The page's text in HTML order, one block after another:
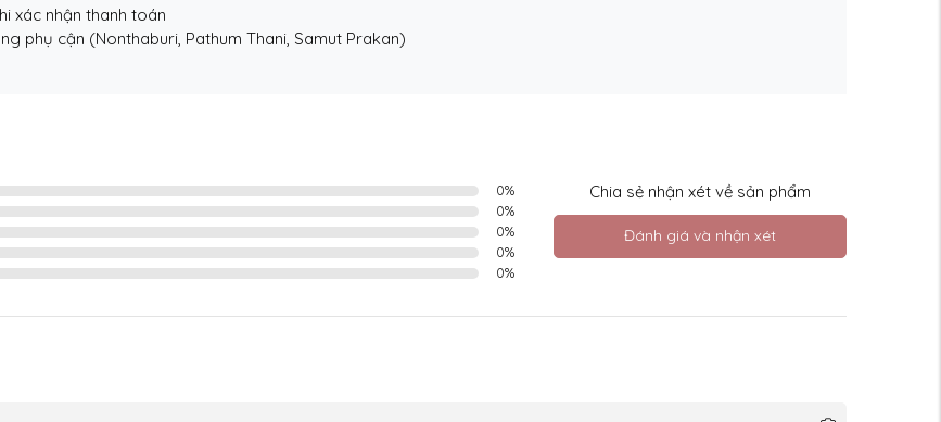
xác nhận thanh toán
phụ cận (Nonthaburi, Pathum Thani, Samut Prakan)
0%
0%
0%
0%
0%
Chia sẻ nhận xét về sản phẩm
Đánh giá và nhận xét